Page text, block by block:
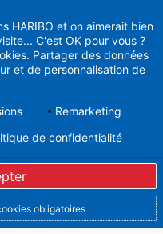
de
Pour plus
de
Données
dans la
HARIBO et on aimerait bien
C'est OK pour vous ?
Partager des données
et de personnalisation de
Remarketing
obligatoires
de confidentialité